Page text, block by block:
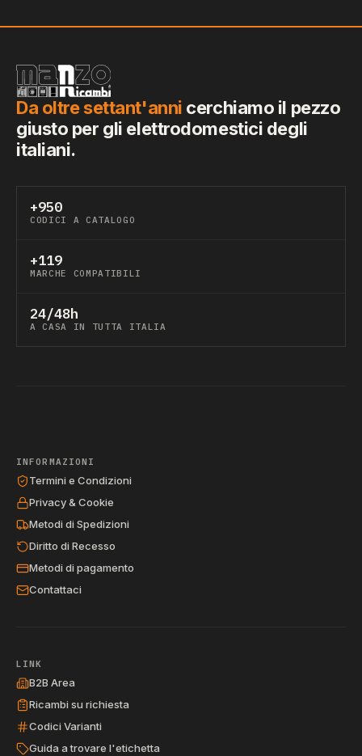
Da oltre settant'anni cerchiamo il pezzo
giusto per gli elettrodomestici degli
italiani.
+950
CODICI A CATALOGO
+119
MARCHE COMPATIBILI
24/48h
A CASA IN TUTTA ITALIA
INFORMAZIONI
Termini e Condizioni
Privacy & Cookie
Metodi di Spedizioni
Diritto di Recesso
Metodi di pagamento
Contattaci
LINK
B2B Area
Ricambi su richiesta
Codici Varianti
Guida a trovare l'etichetta